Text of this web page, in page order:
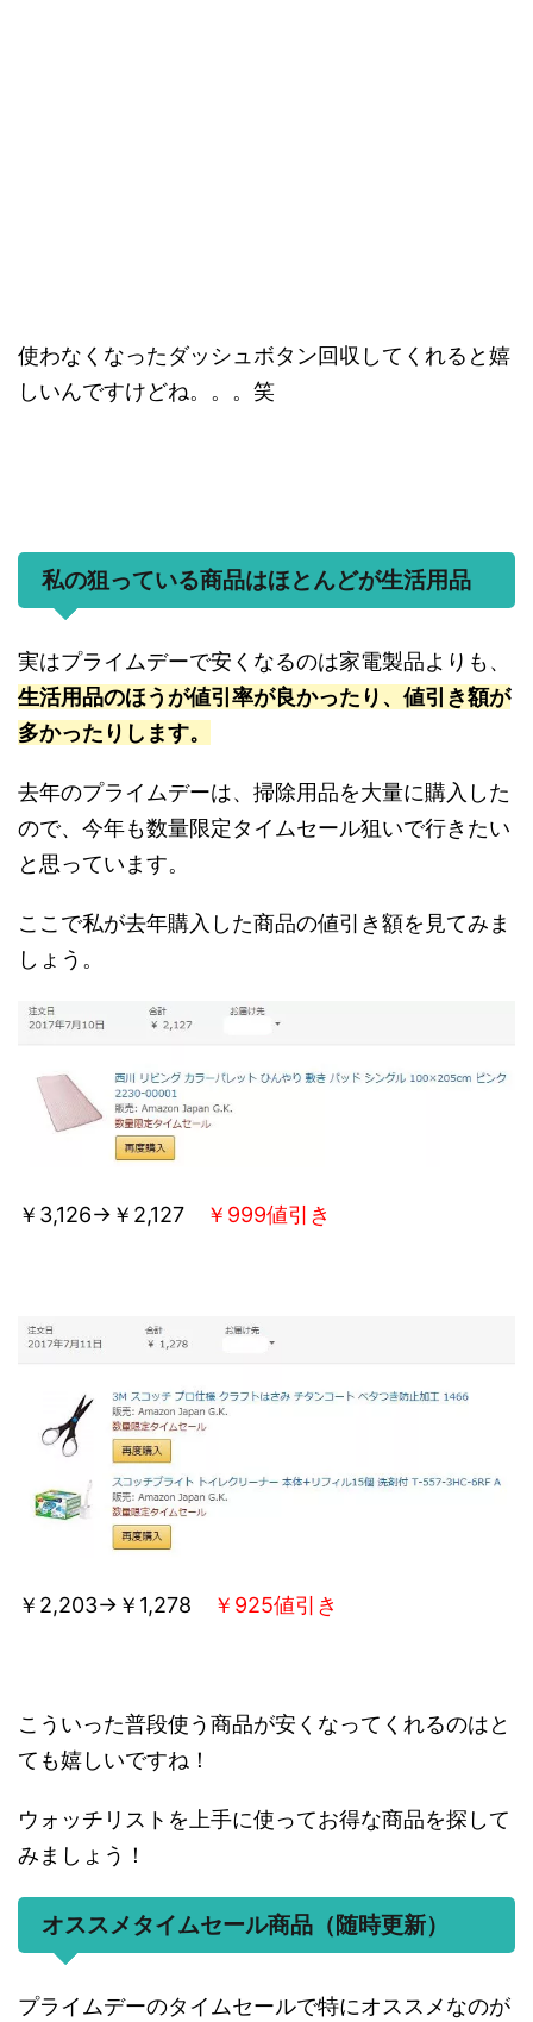
使わなくなったダッシュボタン回収してくれると嬉
しいんですけどね。。。笑
私の狙っている商品はほとんどが生活用品
実はプライムデーで安くなるのは家電製品よりも、
生活用品のほうが値引率が良かったり、値引き額が
多かったりします。
去年のプライムデーは、掃除用品を大量に購入した
ので、今年も数量限定タイムセール狙いで行きたい
と思っています。
ここで私が去年購入した商品の値引き額を見てみま
しょう。
￥3,126→￥2,127 ￥999値引き
￥2,203→￥1,278 ￥925値引き
こういった普段使う商品が安くなってくれるのはと
ても嬉しいですね！
ウォッチリストを上手に使ってお得な商品を探して
みましょう！
オススメタイムセール商品（随時更新）
プライムデーのタイムセールで特にオススメなのが